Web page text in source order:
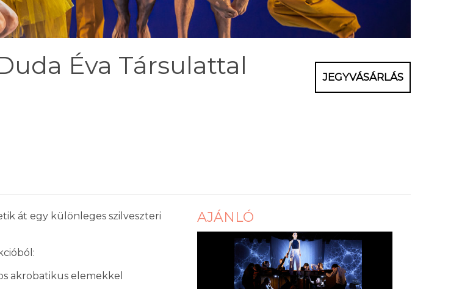
Éva Társulattal JEGYVÁSÁRLÁS
át egy különleges szilveszteri
akrobatikus elemekkel
AJÁNLÓ